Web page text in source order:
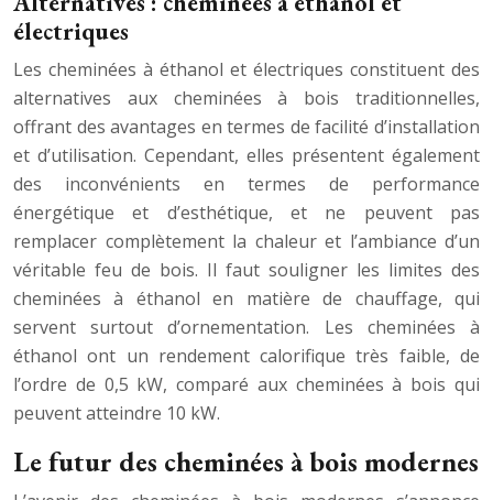
électriques
Les cheminées à éthanol et électriques constituent des
alternatives aux cheminées à bois traditionnelles,
offrant des avantages en termes de facilité d’installation
et d’utilisation. Cependant, elles présentent également
des inconvénients en termes de performance
énergétique et d’esthétique, et ne peuvent pas
remplacer complètement la chaleur et l’ambiance d’un
véritable feu de bois. Il faut souligner les limites des
cheminées à éthanol en matière de chauffage, qui
servent surtout d’ornementation. Les cheminées à
éthanol ont un rendement calorifique très faible, de
l’ordre de 0,5 kW, comparé aux cheminées à bois qui
peuvent atteindre 10 kW.
Le futur des cheminées à bois modernes